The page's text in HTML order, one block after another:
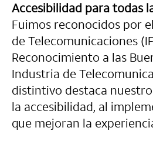
Accesibilidad para todas
Fuimos reconocidos por
de Telecomunicaciones
Reconocimiento a las
Industria de
distintivo destaca
la accesibilidad, al
que mejoran la